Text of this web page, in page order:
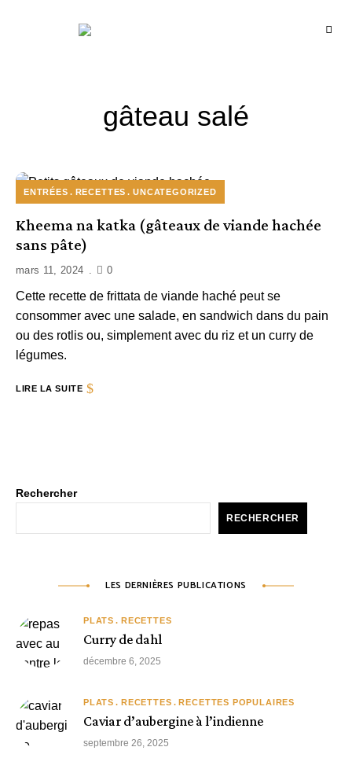
gâteau salé
ENTRÉES RECETTES UNCATEGORIZED
Kheema na katka (gâteaux de viande hachée
sans pâte)
mars 11, 2024 0
Cette recette de frittata de viande haché peut se
consommer avec une salade, en sandwich dans du pain
ou des rotlis ou, simplement avec du riz et un curry de
légumes.
LIRE LA SUITE
Rechercher
RECHERCHER
LES DERNIÈRES PUBLICATIONS
PLATS RECETTES
Curry de dahl
décembre 6, 2025
PLATS RECETTES RECETTES POPULAIRES
Caviar d’aubergine à l’indienne
septembre 26, 2025